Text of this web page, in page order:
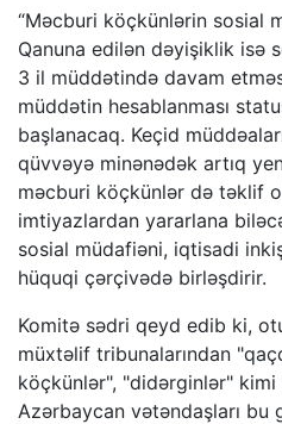
“Məcburi köçkünlərin sosial
Qanuna edilən dəyişiklik isə
3 il müddətində davam
müddətin hesablanması
başlanacaq. Keçid
qüvvəyə minənədək artıq
məcburi köçkünlər də təklif
imtiyazlardan yararlana
sosial müdafiəni, iqtisadi
hüquqi çərçivədə birləşdirir.
Komitə sədri qeyd edib ki,
müxtəlif tribunalarından
köçkünlər", "didərginlər"
Azərbaycan vətəndaşları bu